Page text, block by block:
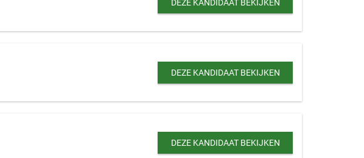
DEZE KANDIDAAT BEKIJKEN
DEZE KANDIDAAT BEKIJKEN
DEZE KANDIDAAT BEKIJKEN